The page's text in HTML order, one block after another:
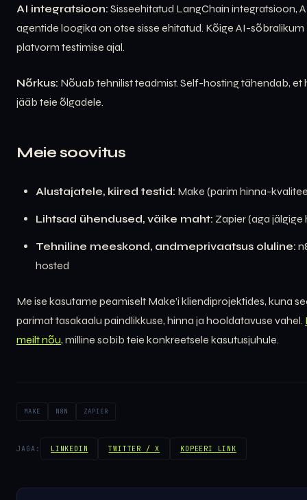
AI integratsioon: Sisseehitatud LangChain integratsioon,
agentide loogika on otse sisse ehitatud. Kõige AI-sõbralikum
platvorm testimise ajal.
Nõrkus: Nõuab tehnilist teadmist. Self-hosting tähendab, et
jääb teie õlgadele.
Meie soovitus
Alustajatele, kiired testid: Make (parim hinna-
Lihtsad ühendused, väike maht: Zapier (aga jälgige
Tehniline meeskond, andmeprivaatsus oluline:
hosted
Me ise kasutame peamiselt Make’i kliendiprojektides, kuna
parimat tasakaalu paindlikkuse, hinna ja hooldatavuse vahel.
meilt nõu, milline sobib teie konkreetsele kasutusjuhule.
MAKE N8N ZAPIER
JAGA: LINKEDIN TWITTER / X KOPEERI LINK